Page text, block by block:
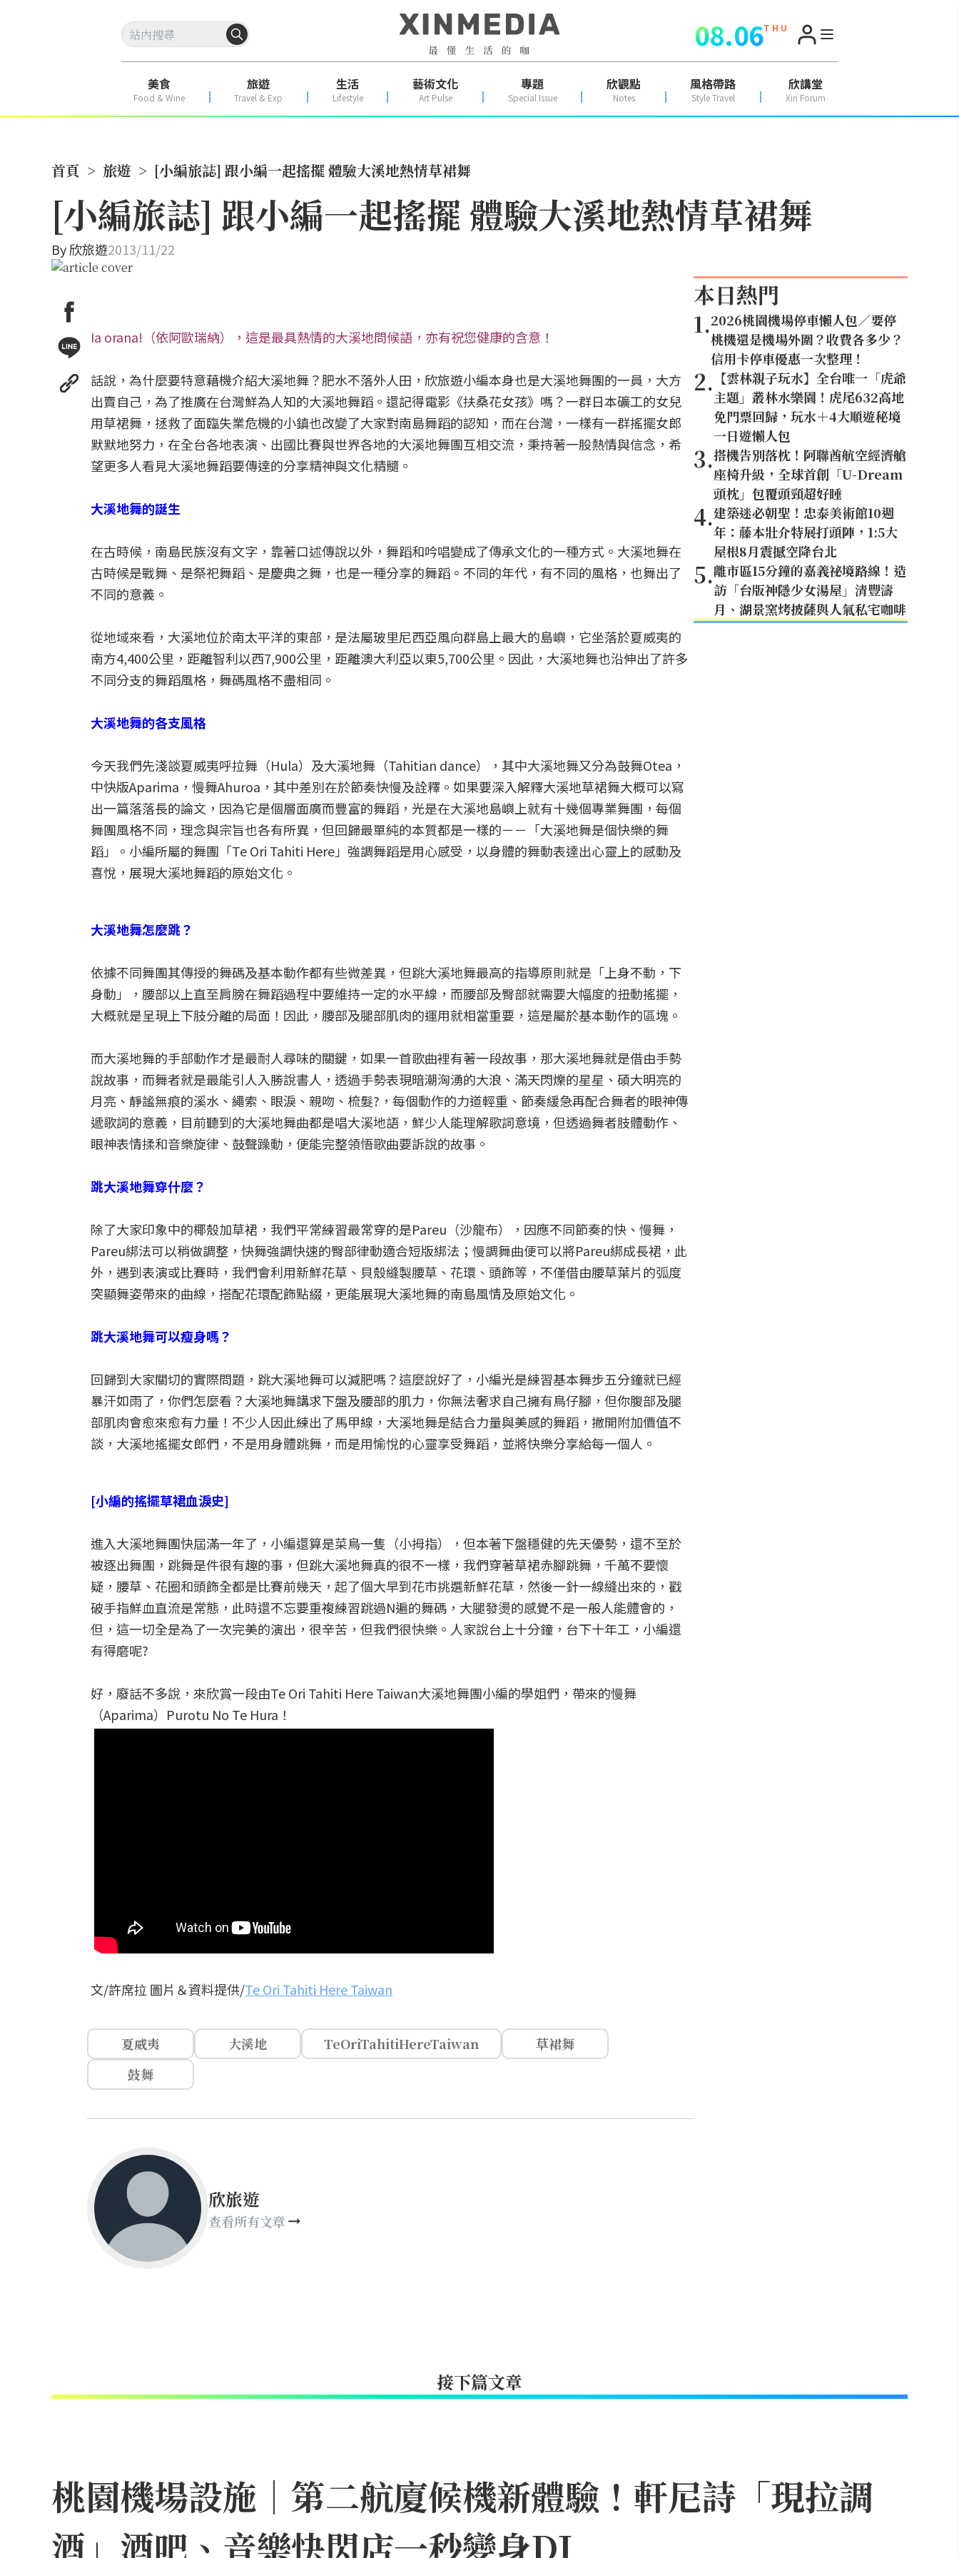
08.06T H U
美食
Food & Wine
旅遊
Travel & Exp
生活
Lifestyle
藝術文化
Art Pulse
專題
Special Issue
欣觀點
Notes
風格帶路
Style Travel
欣講堂
Xin Forum
首頁 > 旅遊 > [小編旅誌] 跟小編一起搖擺 體驗大溪地熱情草裙舞
[小編旅誌] 跟小編一起搖擺 體驗大溪地熱情草裙舞
By欣旅遊2013/11/22
Ia orana!（依阿歐瑞納），這是最具熱情的大溪地問候語，亦有祝您健康的含意！
話說，為什麼要特意藉機介紹大溪地舞？肥水不落外人田，欣旅遊小編本身也是大溪地舞團的一員，大方
出賣自己，為了推廣在台灣鮮為人知的大溪地舞蹈。還記得電影《扶桑花女孩》嗎？一群日本礦工的女兒
用草裙舞，拯救了面臨失業危機的小鎮也改變了大家對南島舞蹈的認知，而在台灣，一樣有一群搖擺女郎
默默地努力，在全台各地表演、出國比賽與世界各地的大溪地舞團互相交流，秉持著一股熱情與信念，希
望更多人看見大溪地舞蹈要傳達的分享精神與文化精髓。
大溪地舞的誕生
在古時候，南島民族沒有文字，靠著口述傳說以外，舞蹈和吟唱變成了傳承文化的一種方式。大溪地舞在
古時候是戰舞、是祭祀舞蹈、是慶典之舞，也是一種分享的舞蹈。不同的年代，有不同的風格，也舞出了
不同的意義。
從地域來看，大溪地位於南太平洋的東部，是法屬玻里尼西亞風向群島上最大的島嶼，它坐落於夏威夷的
南方4,400公里，距離智利以西7,900公里，距離澳大利亞以東5,700公里。因此，大溪地舞也沿伸出了許多
不同分支的舞蹈風格，舞碼風格不盡相同。
大溪地舞的各支風格
今天我們先淺談夏威夷呼拉舞（Hula）及大溪地舞（Tahitian dance），其中大溪地舞又分為鼓舞Otea，
中快版Aparima，慢舞Ahuroa，其中差別在於節奏快慢及詮釋。如果要深入解釋大溪地草裙舞大概可以寫
出一篇落落長的論文，因為它是個層面廣而豐富的舞蹈，光是在大溪地島嶼上就有十幾個專業舞團，每個
舞團風格不同，理念與宗旨也各有所異，但回歸最單純的本質都是一樣的－－「大溪地舞是個快樂的舞
蹈」。小編所屬的舞團「Te Ori Tahiti Here」強調舞蹈是用心感受，以身體的舞動表達出心靈上的感動及
喜悅，展現大溪地舞蹈的原始文化。
大溪地舞怎麼跳？
依據不同舞團其傳授的舞碼及基本動作都有些微差異，但跳大溪地舞最高的指導原則就是「上身不動，下
身動」，腰部以上直至肩膀在舞蹈過程中要維持一定的水平線，而腰部及臀部就需要大幅度的扭動搖擺，
大概就是呈現上下肢分離的局面！因此，腰部及腿部肌肉的運用就相當重要，這是屬於基本動作的區塊。
而大溪地舞的手部動作才是最耐人尋味的關鍵，如果一首歌曲裡有著一段故事，那大溪地舞就是借由手勢
說故事，而舞者就是最能引人入勝說書人，透過手勢表現暗潮洶湧的大浪、滿天閃爍的星星、碩大明亮的
月亮、靜謐無痕的溪水、繩索、眼淚、親吻、梳髮?，每個動作的力道輕重、節奏緩急再配合舞者的眼神傳
遞歌詞的意義，目前聽到的大溪地舞曲都是唱大溪地語，鮮少人能理解歌詞意境，但透過舞者肢體動作、
眼神表情揉和音樂旋律、鼓聲躁動，便能完整領悟歌曲要訴說的故事。
跳大溪地舞穿什麼？
除了大家印象中的椰殼加草裙，我們平常練習最常穿的是Pareu（沙龍布），因應不同節奏的快、慢舞，
Pareu綁法可以稍做調整，快舞強調快速的臀部律動適合短版綁法；慢調舞曲便可以將Pareu綁成長裙，此
外，遇到表演或比賽時，我們會利用新鮮花草、貝殼縫製腰草、花環、頭飾等，不僅借由腰草葉片的弧度
突顯舞姿帶來的曲線，搭配花環配飾點綴，更能展現大溪地舞的南島風情及原始文化。
跳大溪地舞可以瘦身嗎？
回歸到大家關切的實際問題，跳大溪地舞可以減肥嗎？這麼說好了，小編光是練習基本舞步五分鐘就已經
暴汗如雨了，你們怎麼看？大溪地舞講求下盤及腰部的肌力，你無法奢求自己擁有鳥仔腳，但你腹部及腿
部肌肉會愈來愈有力量！不少人因此練出了馬甲線，大溪地舞是結合力量與美感的舞蹈，撇開附加價值不
談，大溪地搖擺女郎們，不是用身體跳舞，而是用愉悅的心靈享受舞蹈，並將快樂分享給每一個人。
[小編的搖擺草裙血淚史]
進入大溪地舞團快屆滿一年了，小編還算是菜鳥一隻（小拇指），但本著下盤穩健的先天優勢，還不至於
被逐出舞團，跳舞是件很有趣的事，但跳大溪地舞真的很不一樣，我們穿著草裙赤腳跳舞，千萬不要懷
疑，腰草、花圈和頭飾全都是比賽前幾天，起了個大早到花市挑選新鮮花草，然後一針一線縫出來的，戳
破手指鮮血直流是常態，此時還不忘要重複練習跳過N遍的舞碼，大腿發燙的感覺不是一般人能體會的，
但，這一切全是為了一次完美的演出，很辛苦，但我們很快樂。人家說台上十分鐘，台下十年工，小編還
有得磨呢?
好，廢話不多說，來欣賞一段由Te Ori Tahiti Here Taiwan大溪地舞團小編的學姐們，帶來的慢舞
（Aparima）Purotu No Te Hura！
文/許席拉 圖片＆資料提供/Te Ori Tahiti Here Taiwan
夏威夷 大溪地 TeOriTahitiHereTaiwan
草裙舞
鼓舞
欣旅遊
查看所有文章
本日熱門
1.2026桃園機場停車懶人包／要停
桃機還是機場外圍？收費各多少？
信用卡停車優惠一次整理！
2. 【雲林親子玩水】全台唯一「虎爺
主題」叢林水樂園！虎尾632高地
免門票回歸，玩水＋4大順遊秘境
一日遊懶人包
3.搭機告別落枕！阿聯酋航空經濟艙
座椅升級，全球首創「U-Dream
頭枕」包覆頭頸超好睡
4.建築迷必朝聖！忠泰美術館10週
年：藤本壯介特展打頭陣，1:5大
屋根8月震撼空降台北
5.離市區15分鐘的嘉義祕境路線！造
訪「台版神隱少女湯屋」清豐濤
月、湖景窯烤披薩與人氣私宅咖啡
接下篇文章
桃園機場設施｜第二航廈候機新體驗！軒尼詩「現拉調
酒」酒吧、音樂快閃店一秒變身DJ